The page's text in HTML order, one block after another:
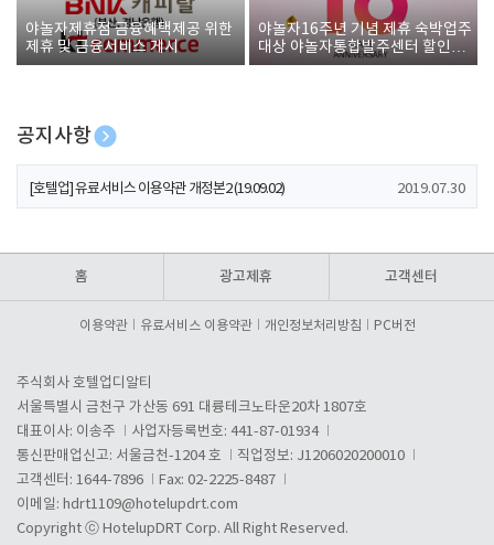
야놀자제휴점 금융혜택제공 위한
제휴 및 금융서비스 게시
야놀자16주년 기념 제휴 숙박업주
대상 야놀자통합발주센터 할인쿠
폰 증정
공지사항
[호텔업] 개인정보 처리방침 개정본1 (19.09.02)
[호텔업] 유료서비스 이용약관 개정본2 (19.09.02) 2019.07.30
홈 광고제휴 고객센터
이용약관 유료서비스 이용약관 개인정보처리방침 PC버전
주식회사 호텔업디알티
서울특별시 금천구 가산동 691 대륭테크노타운20차 1807호
대표이사: 이송주
사업자등록번호: 441-87-01934
통신판매업신고: 서울금천-1204 호
직업정보: J1206020200010
고객센터: 1644-7896
Fax: 02-2225-8487
이메일: hdrt1109@hotelupdrt.com
Copyright ⓒ HotelupDRT Corp. All Right Reserved.